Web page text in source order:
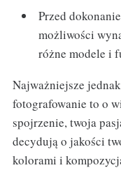
Przed
możliwości
różne modele i
Najważniejsze
fotografowanie to o
spojrzenie, twoja
decydują o jakości
kolorami i